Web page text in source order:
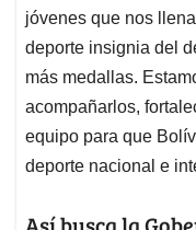
jóvenes que nos
deporte insignia del
más medallas.
acompañarlos,
equipo para que
deporte nacional e